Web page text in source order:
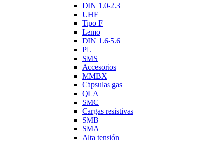
DIN 1.0-2.3
UHF
Tipo F
Lemo
DIN 1.6-5.6
PL
SMS
Accesorios
MMBX
Cápsulas gas
QLA
SMC
Cargas resistivas
SMB
SMA
Alta tensión